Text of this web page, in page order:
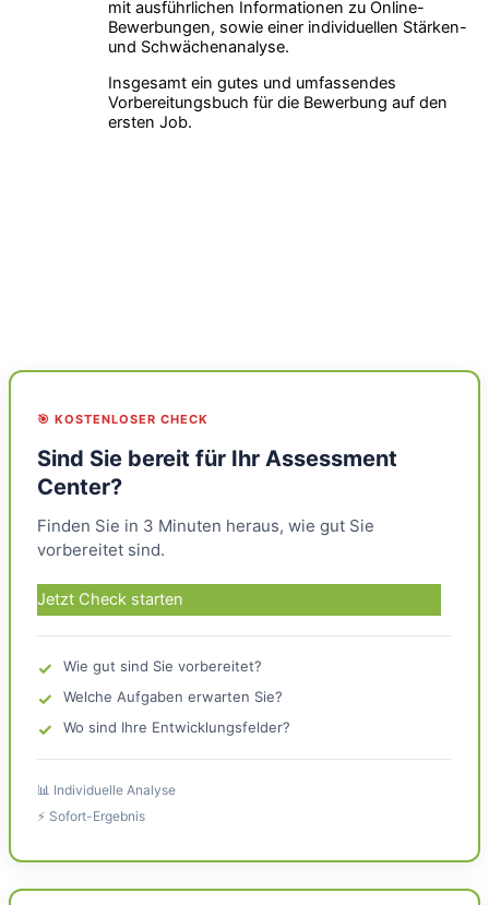
mit ausführlichen Informationen zu Online-
Bewerbungen, sowie einer individuellen Stärken-
und Schwächenanalyse.
Insgesamt ein gutes und umfassendes
Vorbereitungsbuch für die Bewerbung auf den
ersten Job.
🎯 KOSTENLOSER CHECK
Sind Sie bereit für Ihr Assessment
Center?
Finden Sie in 3 Minuten heraus, wie gut Sie
vorbereitet sind.
Jetzt Check starten
✓ Wie gut sind Sie vorbereitet?
✓ Welche Aufgaben erwarten Sie?
✓ Wo sind Ihre Entwicklungsfelder?
📊 Individuelle Analyse
⚡ Sofort-Ergebnis